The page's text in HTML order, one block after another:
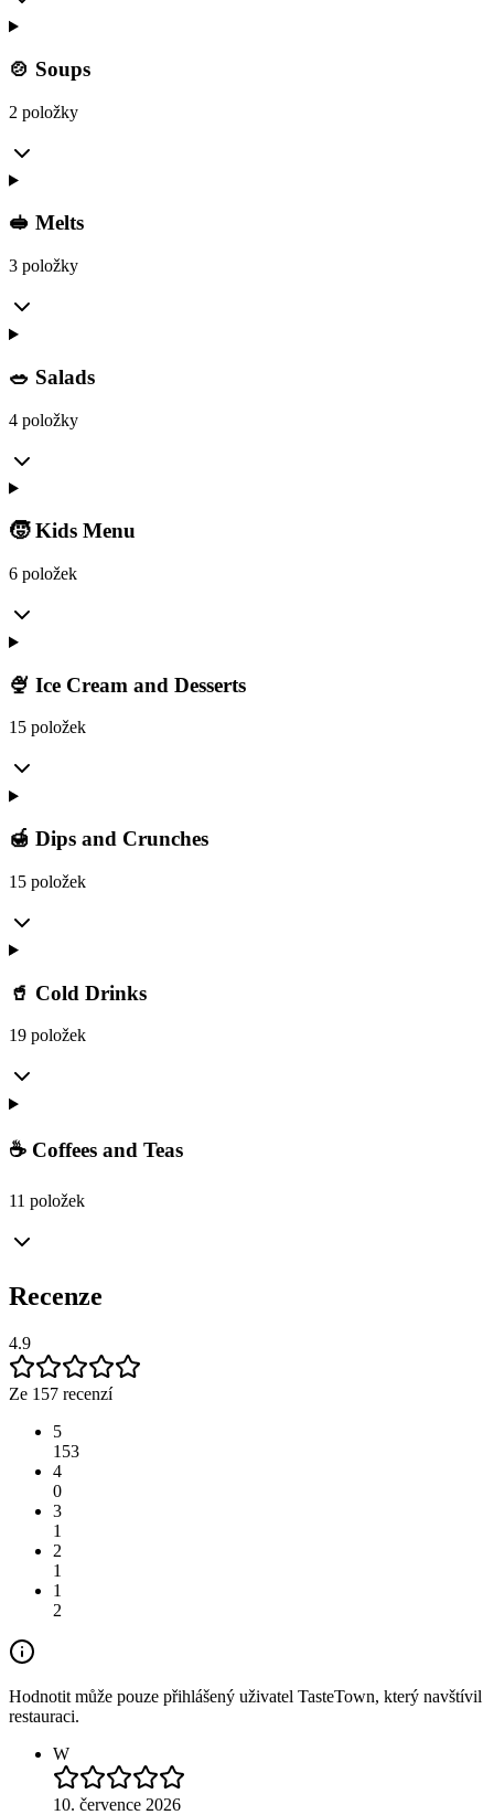
🍲 Soups
2 položky
🥪 Melts
3 položky
🥗 Salads
4 položky
🧒 Kids Menu
6 položek
🍨 Ice Cream and Desserts
15 položek
🍯 Dips and Crunches
15 položek
🥤 Cold Drinks
19 položek
☕ Coffees and Teas
11 položek
Recenze
4.9
Ze 157 recenzí
5
153
4
0
3
1
2
1
1
2
Hodnotit může pouze přihlášený uživatel TasteTown, který navštívil
restauraci.
W
10. července 2026